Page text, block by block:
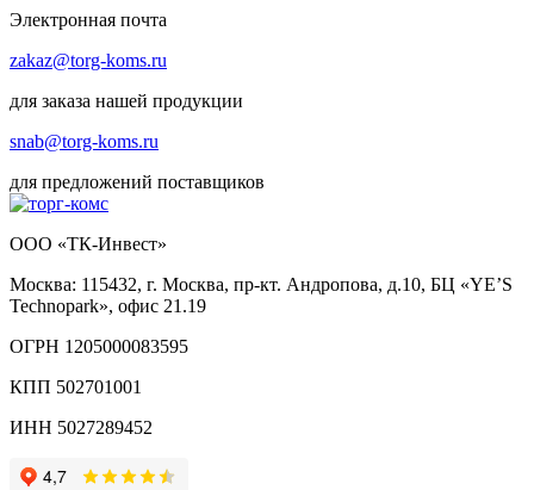
Электронная почта
zakaz@torg-koms.ru
для заказа нашей продукции
snab@torg-koms.ru
для предложений поставщиков
ООО «ТК-Инвест»
Москва: 115432, г. Москва, пр-кт. Андропова, д.10, БЦ «YE’S
Technopark», офис 21.19
ОГРН 1205000083595
КПП 502701001
ИНН 5027289452